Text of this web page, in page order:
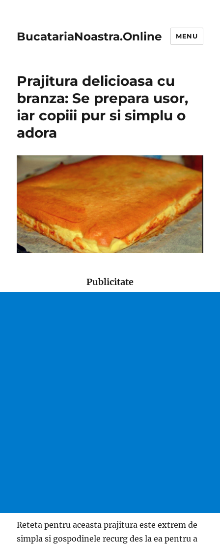
BucatariaNoastra.Online MENU
Prajitura delicioasa cu
branza: Se prepara usor,
iar copiii pur si simplu o
adora
Publicitate
Reteta pentru aceasta prajitura este extrem de
simpla si gospodinele recurg des la ea pentru a